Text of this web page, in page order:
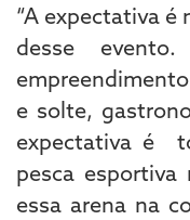
“A expectativa
desse
e solte,
expectativa é
pesca esportiva
essa arena na